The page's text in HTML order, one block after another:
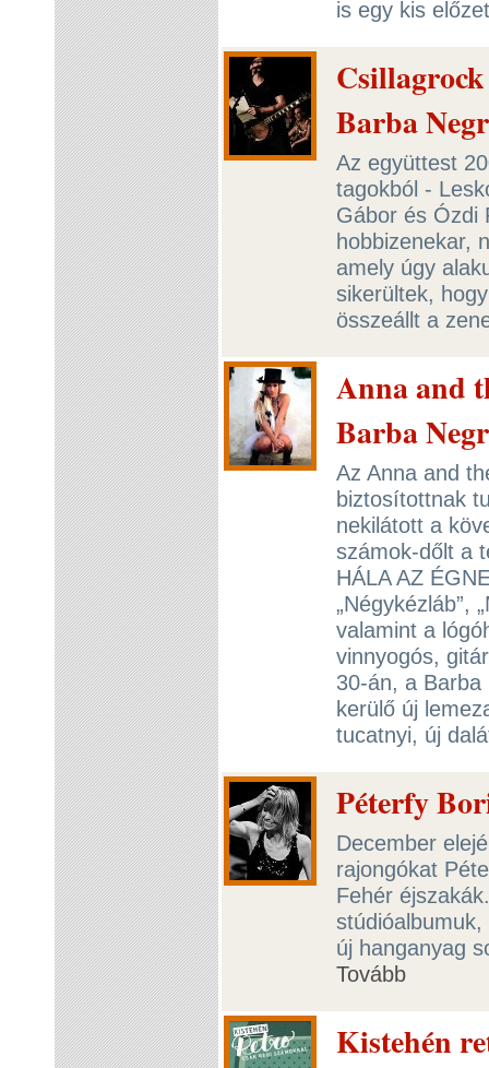
is egy kis
Barba
Az együttest
tagokból -
Gábor és Ózdi
hobbizenekar,
amely úgy
sikerültek,
összeállt a
Anna and
Barba
Az Anna and
biztosítottnak
nekilátott a
számok-dőlt a
HÁLA AZ
„Négykézláb”,
valamint a
vinnyogós,
30-án, a
kerülő új
tucatnyi, új
Péterfy
December
rajongókat
Fehér
új hanganyag
Tovább
Kistehén